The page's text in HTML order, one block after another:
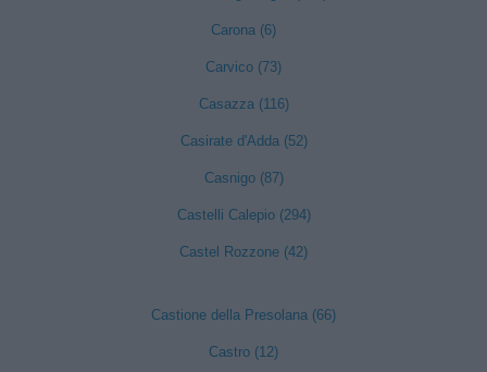
Carona (6)
Carvico (73)
Casazza (116)
Casirate d'Adda (52)
Casnigo (87)
Castelli Calepio (294)
Castel Rozzone (42)
Castione della Presolana (66)
Castro (12)